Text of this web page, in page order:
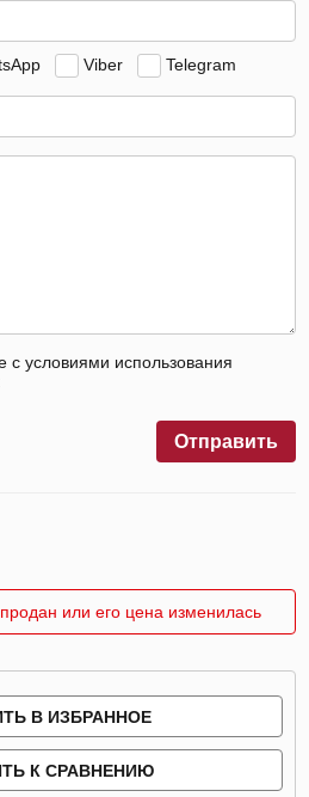
Viber Telegram
с условиями использования
Отправить
или его цена изменилась
В ИЗБРАННОЕ
К СРАВНЕНИЮ